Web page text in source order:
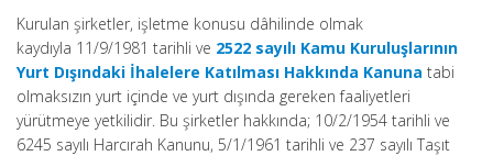
Kurulan şirketler, işletme konusu dâhilinde olmak
kaydıyla 11/9/1981 tarihli ve 2522 sayılı Kamu Kuruluşlarının
Yurt Dışındaki İhalelere Katılması Hakkında Kanuna tabi
olmaksızın yurt içinde ve yurt dışında gereken faaliyetleri
yürütmeye yetkilidir. Bu şirketler hakkında; 10/2/1954 tarihli ve
6245 sayılı Harcırah Kanunu, 5/1/1961 tarihli ve 237 sayılı Taşıt